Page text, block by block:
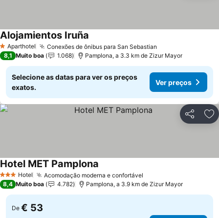
1 Estrelas
Aparthotel Conexões de ônibus para San Sebastian
Alojamientos Iruña
8,1 Muito boa 1.068 Pamplona, a 3.3 km de Zizur Mayor
Selecione as datas para ver os preços
exatos.
Ver preços
Partilhar
3 EstrelasHotel Acomodação moderna e confortável
Hotel MET Pamplona
8,4 Muito boa 4.782 Pamplona, a 3.9 km de Zizur Mayor
De € 53